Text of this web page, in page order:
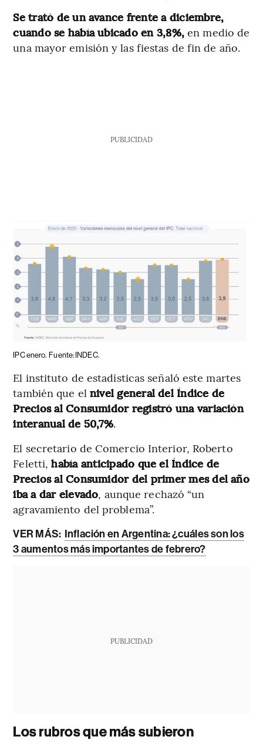
Se trató de un avance frente a diciembre,
cuando se había ubicado en 3,8%, en medio de
una mayor emisión y las fiestas de fin de año.
PUBLICIDAD
IPC enero. Fuente: INDEC.
El instituto de estadísticas señaló este martes
también que el nivel general del Índice de
Precios al Consumidor registró una variación
interanual de 50,7%.
El secretario de Comercio Interior, Roberto
Feletti, había anticipado que el Índice de
Precios al Consumidor del primer mes del año
iba a dar elevado, aunque rechazó “un
agravamiento del problema”.
VER MÁS: Inflación en Argentina: ¿cuáles son los
3 aumentos más importantes de febrero?
PUBLICIDAD
Los rubros que más subieron